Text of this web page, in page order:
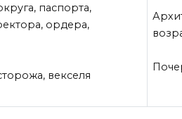
паспорта,
ордера,
векселя